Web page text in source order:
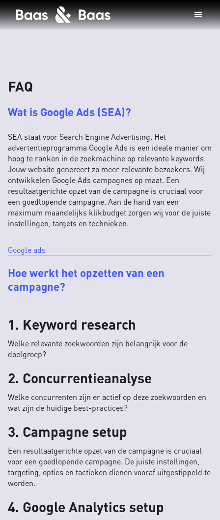
FAQ
Wat is Google Ads (SEA)?
SEA staat voor Search Engine Advertising. Het
advertentieprogramma Google Ads is een ideale manier om
hoog te ranken in de zoekmachine op relevante keywords.
Jouw website genereert zo meer relevante bezoekers. Wij
ontwikkelen Google Ads campagnes op maat. Een
resultaatgerichte opzet van de campagne is cruciaal voor
een goedlopende campagne. Aan de hand van een
maximum maandelijks klikbudget zorgen wij voor de juiste
instellingen, targets en technieken.
Google ads
Hoe werkt het opzetten van een
campagne?
1. Keyword research
Welke relevante zoekwoorden zijn belangrijk voor de
doelgroep?
2. Concurrentieanalyse
Welke concurrenten zijn er actief op deze zoekwoorden en
wat zijn de huidige best-practices?
3. Campagne setup
Een resultaatgerichte opzet van de campagne is cruciaal
voor een goedlopende campagne. De juiste instellingen,
targeting, opties en tactieken dienen vooraf uitgestippeld te
worden.
4. Google Analytics setup